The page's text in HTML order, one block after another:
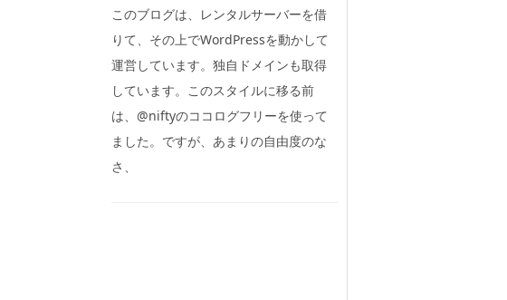
このブログは、レンタルサーバーを借
りて、その上でWordPressを動かして
運営しています。独自ドメインも取得
しています。このスタイルに移る前
は、@niftyのココログフリーを使って
ました。ですが、あまりの自由度のな
さ、